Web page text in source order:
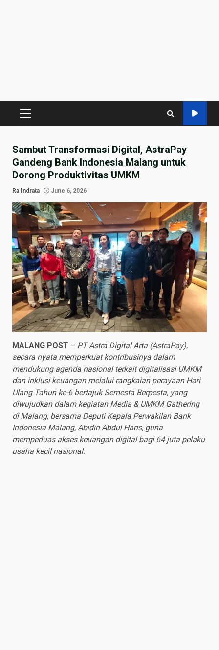
PRIMARY
Sambut Transformasi Digital, AstraPay
Gandeng Bank Indonesia Malang untuk
Dorong Produktivitas UMKM
Ra Indrata June 6, 2026
MALANG POST – PT Astra Digital Arta (AstraPay),
secara nyata memperkuat kontribusinya dalam
mendukung agenda nasional terkait digitalisasi UMKM
dan inklusi keuangan melalui rangkaian perayaan Hari
Ulang Tahun ke-6 bertajuk Semesta Berpesta, yang
diwujudkan dalam kegiatan Media & UMKM Gathering
di Malang, bersama Deputi Kepala Perwakilan Bank
Indonesia Malang, Abidin Abdul Haris, guna
memperluas akses keuangan digital bagi 64 juta pelaku
usaha kecil nasional.